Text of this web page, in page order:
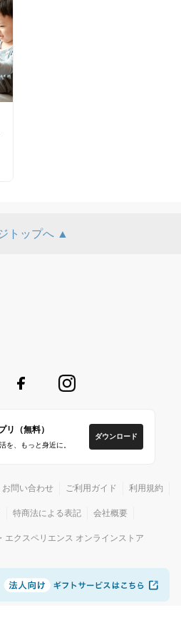
トップへ ▲
リ（無料）
を、もっと身近に。
ダウンロード
お問い合わせ ご利用ガイド 利用規約
特商法による表記 会社概要
エクスペリエンス オンラインストア